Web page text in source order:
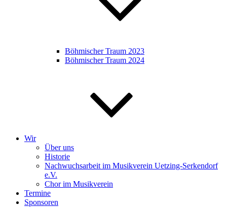
Böhmischer Traum 2023
Böhmischer Traum 2024
Wir
Über uns
Historie
Nachwuchsarbeit im Musikverein Uetzing-Serkendorf
e.V.
Chor im Musikverein
Termine
Sponsoren